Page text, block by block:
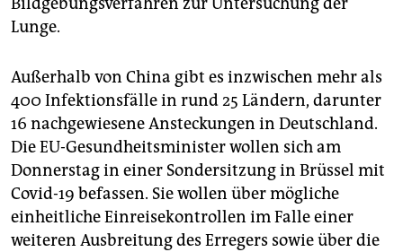
Lunge.
Außerhalb von China gibt es inzwischen mehr als
400 Infektionsfälle in rund 25 Ländern, darunter
16 nachgewiesene Ansteckungen in Deutschland.
Die EU-Gesundheitsminister wollen sich am
Donnerstag in einer Sondersitzung in Brüssel mit
Covid-19 befassen. Sie wollen über mögliche
einheitliche Einreisekontrollen im Falle einer
weiteren Ausbreitung des Erregers sowie über die